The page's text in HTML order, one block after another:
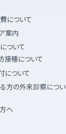
について
案内
ついて
接種について
について
方の外来診察につい
へ